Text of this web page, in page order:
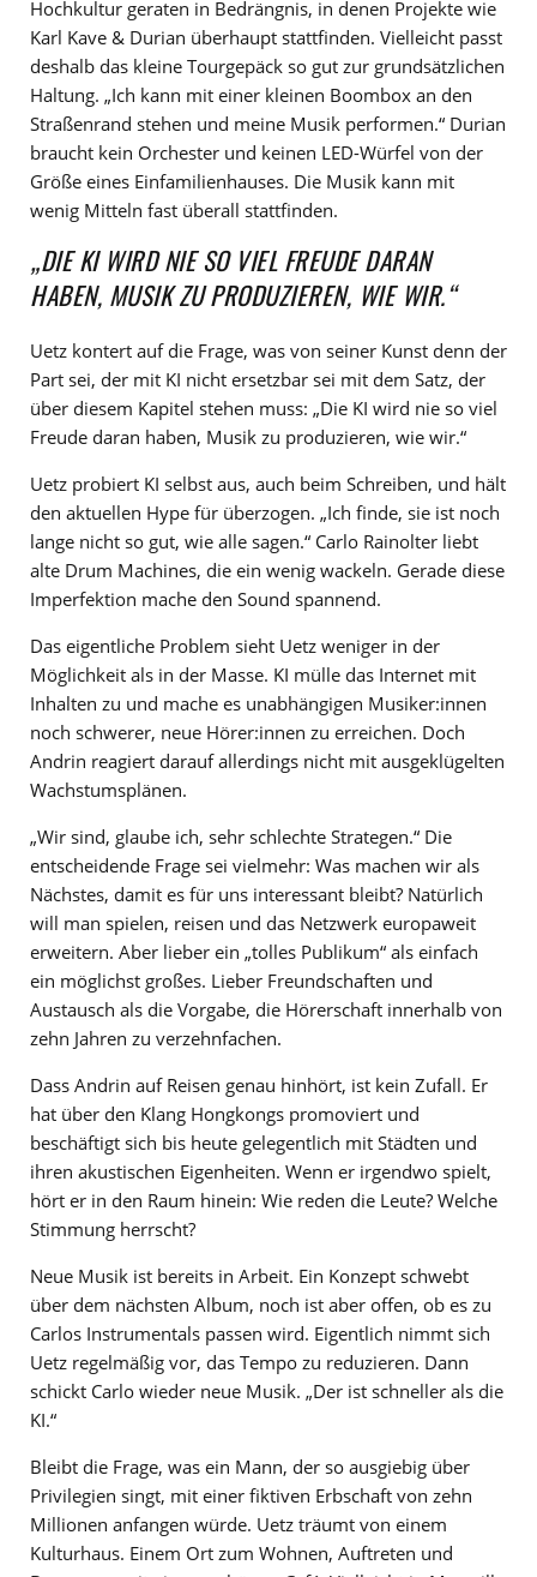
Hochkultur geraten in Bedrängnis, in denen Projekte wie
Karl Kave & Durian überhaupt stattfinden. Vielleicht passt
deshalb das kleine Tourgepäck so gut zur grundsätzlichen
Haltung. „Ich kann mit einer kleinen Boombox an den
Straßenrand stehen und meine Musik performen.“ Durian
braucht kein Orchester und keinen LED-Würfel von der
Größe eines Einfamilienhauses. Die Musik kann mit
wenig Mitteln fast überall stattfinden.
„DIE KI WIRD NIE SO VIEL FREUDE DARAN
HABEN, MUSIK ZU PRODUZIEREN, WIE WIR.“
Uetz kontert auf die Frage, was von seiner Kunst denn der
Part sei, der mit KI nicht ersetzbar sei mit dem Satz, der
über diesem Kapitel stehen muss: „Die KI wird nie so viel
Freude daran haben, Musik zu produzieren, wie wir.“
Uetz probiert KI selbst aus, auch beim Schreiben, und hält
den aktuellen Hype für überzogen. „Ich finde, sie ist noch
lange nicht so gut, wie alle sagen.“ Carlo Rainolter liebt
alte Drum Machines, die ein wenig wackeln. Gerade diese
Imperfektion mache den Sound spannend.
Das eigentliche Problem sieht Uetz weniger in der
Möglichkeit als in der Masse. KI mülle das Internet mit
Inhalten zu und mache es unabhängigen Musiker:innen
noch schwerer, neue Hörer:innen zu erreichen. Doch
Andrin reagiert darauf allerdings nicht mit ausgeklügelten
Wachstumsplänen.
„Wir sind, glaube ich, sehr schlechte Strategen.“ Die
entscheidende Frage sei vielmehr: Was machen wir als
Nächstes, damit es für uns interessant bleibt? Natürlich
will man spielen, reisen und das Netzwerk europaweit
erweitern. Aber lieber ein „tolles Publikum“ als einfach
ein möglichst großes. Lieber Freundschaften und
Austausch als die Vorgabe, die Hörerschaft innerhalb von
zehn Jahren zu verzehnfachen.
Dass Andrin auf Reisen genau hinhört, ist kein Zufall. Er
hat über den Klang Hongkongs promoviert und
beschäftigt sich bis heute gelegentlich mit Städten und
ihren akustischen Eigenheiten. Wenn er irgendwo spielt,
hört er in den Raum hinein: Wie reden die Leute? Welche
Stimmung herrscht?
Neue Musik ist bereits in Arbeit. Ein Konzept schwebt
über dem nächsten Album, noch ist aber offen, ob es zu
Carlos Instrumentals passen wird. Eigentlich nimmt sich
Uetz regelmäßig vor, das Tempo zu reduzieren. Dann
schickt Carlo wieder neue Musik. „Der ist schneller als die
KI.“
Bleibt die Frage, was ein Mann, der so ausgiebig über
Privilegien singt, mit einer fiktiven Erbschaft von zehn
Millionen anfangen würde. Uetz träumt von einem
Kulturhaus. Einem Ort zum Wohnen, Auftreten und